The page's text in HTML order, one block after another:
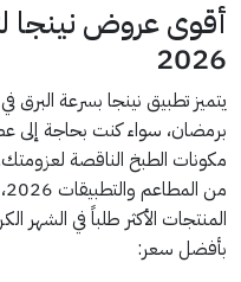
أقوى عروض نينجا
2026
يتميز تطبيق نينجا بسرعة البرق
برمضان، سواء كنت بحاجة إلى
مكونات الطبخ الناقصة
المنتجات الأكثر طلباً في الشهر
بأفضل سعر: